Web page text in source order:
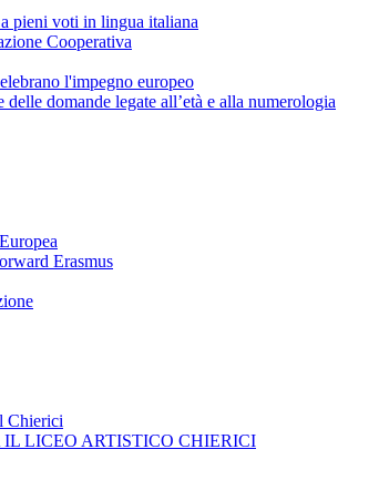
pieni voti in lingua italiana
Cooperativa
l'impegno europeo
domande legate all’età e alla numerologia
Erasmus
Chierici
LICEO ARTISTICO CHIERICI